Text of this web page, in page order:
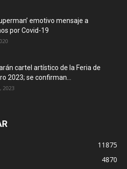
emotivo mensaje a
por Covid-19
cartel artístico de la Feria de
2023; se confirman...
2023
11875
4870